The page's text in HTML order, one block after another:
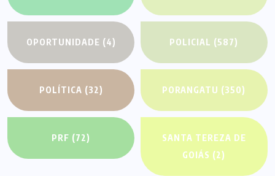
OPORTUNIDADE (4) POLICIAL (587)
POLÍTICA (32) PORANGATU (350)
PRF (72)
SANTA TEREZA DE
GOIÁS (2)